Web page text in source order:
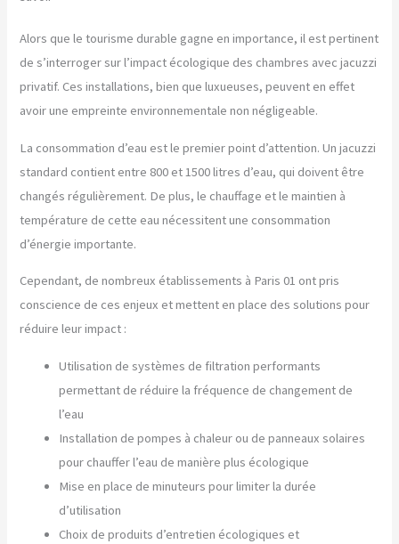
Alors que le tourisme durable gagne en importance, il est pertinent
de s’interroger sur l’impact écologique des chambres avec jacuzzi
privatif. Ces installations, bien que luxueuses, peuvent en effet
avoir une empreinte environnementale non négligeable.
La consommation d’eau est le premier point d’attention. Un jacuzzi
standard contient entre 800 et 1500 litres d’eau, qui doivent être
changés régulièrement. De plus, le chauffage et le maintien à
température de cette eau nécessitent une consommation
d’énergie importante.
Cependant, de nombreux établissements à Paris 01 ont pris
conscience de ces enjeux et mettent en place des solutions pour
réduire leur impact :
Utilisation de systèmes de filtration performants
permettant de réduire la fréquence de changement de
l’eau
Installation de pompes à chaleur ou de panneaux solaires
pour chauffer l’eau de manière plus écologique
Mise en place de minuteurs pour limiter la durée
d’utilisation
Choix de produits d’entretien écologiques et